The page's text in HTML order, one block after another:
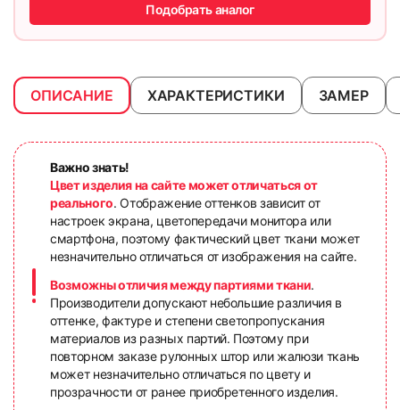
Подобрать аналог
ОПИСАНИЕ ХАРАКТЕРИСТИКИ ЗАМЕР
Важно знать!
Цвет изделия на сайте может отличаться от
реального. Отображение оттенков зависит от
настроек экрана, цветопередачи монитора или
смартфона, поэтому фактический цвет ткани может
незначительно отличаться от изображения на сайте.
Возможны отличия между партиями ткани.
Производители допускают небольшие различия в
оттенке, фактуре и степени светопропускания
материалов из разных партий. Поэтому при
повторном заказе рулонных штор или жалюзи ткань
может незначительно отличаться по цвету и
прозрачности от ранее приобретенного изделия.